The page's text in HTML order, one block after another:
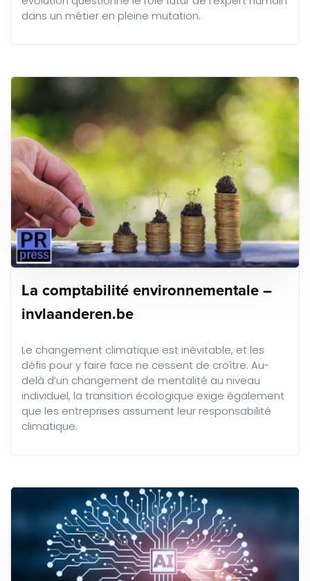
dans un métier en pleine mutation.
La comptabilité environnementale –
invlaanderen.be
Le changement climatique est inévitable, et les
défis pour y faire face ne cessent de croître. Au-
delà d’un changement de mentalité au niveau
individuel, la transition écologique exige également
que les entreprises assument leur responsabilité
climatique.